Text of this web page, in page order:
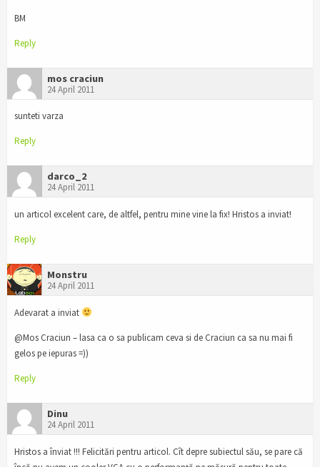
BM
Reply
mos craciun
24 April 2011
sunteti varza
Reply
darco_2
24 April 2011
un articol excelent care, de altfel, pentru mine vine la fix! Hristos a inviat!
Reply
Monstru
24 April 2011
Adevarat a inviat
@Mos Craciun – lasa ca o sa publicam ceva si de Craciun ca sa nu mai fi
gelos pe iepuras =))
Reply
Dinu
24 April 2011
Hristos a înviat !!! Felicitări pentru articol. Cît depre subiectul său, se pare că